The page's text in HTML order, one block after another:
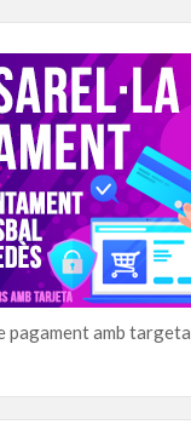
pagament amb targeta